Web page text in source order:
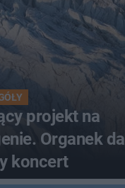
projekt na
Organek da
koncert